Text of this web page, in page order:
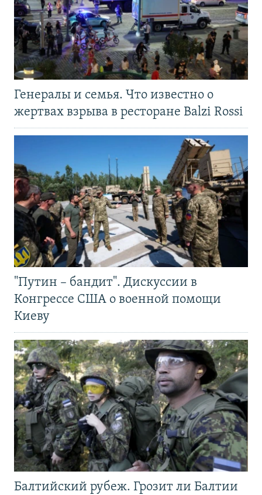
Генералы и семья. Что известно о
жертвах взрыва в ресторане Balzi Rossi
"Путин – бандит". Дискуссии в
Конгрессе США о военной помощи
Киеву
Балтийский рубеж. Грозит ли Балтии